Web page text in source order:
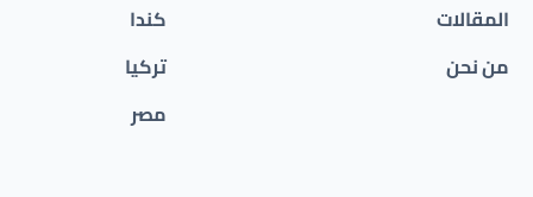
المقالات
من نحن
كندا
تركيا
مصر